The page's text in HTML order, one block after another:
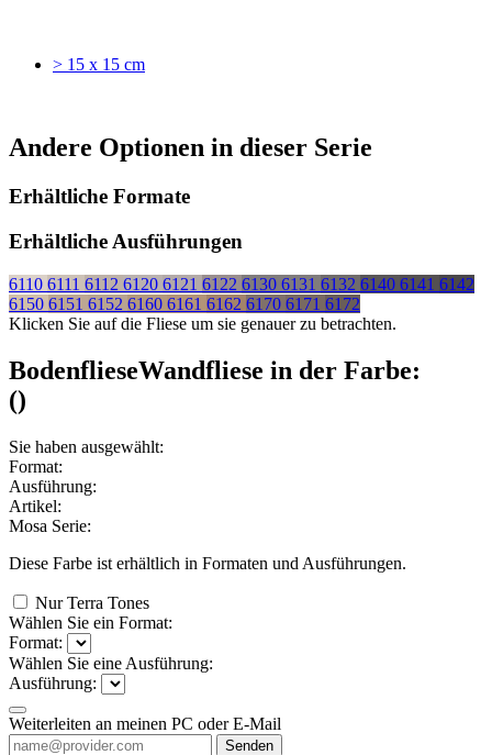
> 15 x 15 cm
Andere Optionen in dieser Serie
Erhältliche Formate
Erhältliche Ausführungen
6110 6111 6112 6120 6121 6122 6130 6131 6132 6140 6141 6142
6150 6151 6152 6160 6161 6162 6170 6171 6172
Klicken Sie auf die Fliese um sie genauer zu betrachten.
BodenflieseWandfliese in der Farbe:
()
Sie haben ausgewählt:
Format:
Ausführung:
Artikel:
Mosa Serie:
Diese Farbe ist erhältlich in Formaten und Ausführungen.
Nur Terra Tones
Wählen Sie ein Format:
Format:
Wählen Sie eine Ausführung:
Ausführung:
Weiterleiten an meinen PC oder E-Mail
Senden